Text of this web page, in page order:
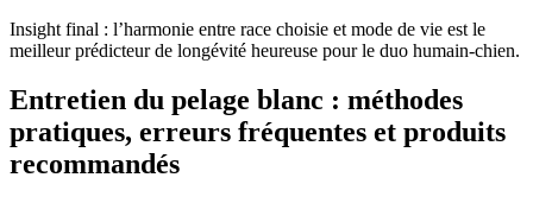
Insight final : l’harmonie entre race choisie et mode de vie est le
meilleur prédicteur de longévité heureuse pour le duo humain-chien.
Entretien du pelage blanc : méthodes
pratiques, erreurs fréquentes et produits
recommandés